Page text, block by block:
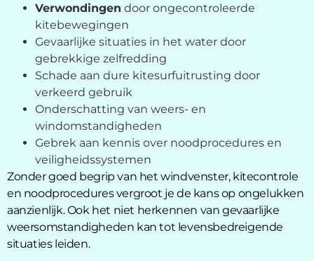
Verwondingen door ongecontroleerde
kitebewegingen
Gevaarlijke situaties in het water door
gebrekkige zelfredding
Schade aan dure kitesurfuitrusting door
verkeerd gebruik
Onderschatting van weers- en
windomstandigheden
Gebrek aan kennis over noodprocedures en
veiligheidssystemen
Zonder goed begrip van het windvenster, kitecontrole
en noodprocedures vergroot je de kans op ongelukken
aanzienlijk. Ook het niet herkennen van gevaarlijke
weersomstandigheden kan tot levensbedreigende
situaties leiden.